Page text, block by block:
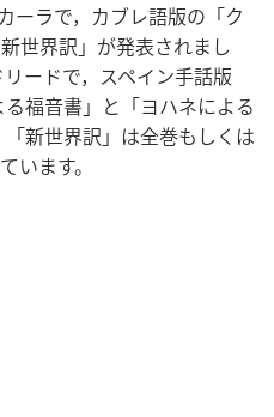
ーラで，カブレ語版の「ク
世界訳」が発表されまし
ードで，スペイン手話版
る福音書」と「ヨハネによる
新世界訳」は全巻もしくは
います。